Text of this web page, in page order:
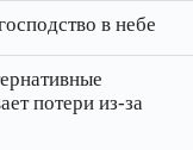
в небе
потери из‑за